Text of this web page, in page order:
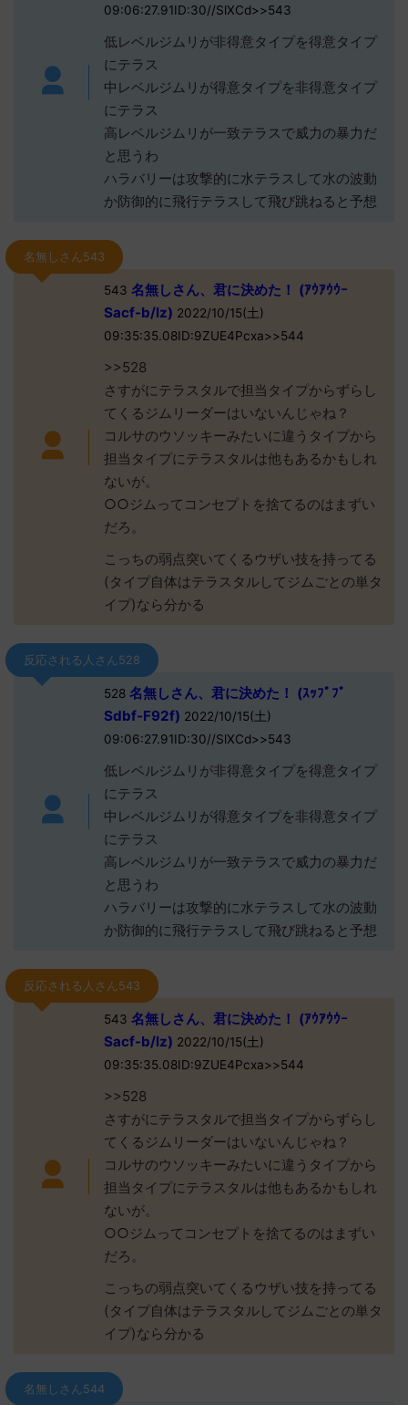
09:06:27.91ID:30//SlXCd>>543
低レベルジムリが非得意タイプを得意タイプ
にテラス
中レベルジムリが得意タイプを非得意タイプ
にテラス
高レベルジムリが一致テラスで威力の暴力だ
と思うわ
ハラバリーは攻撃的に水テラスして水の波動
か防御的に飛行テラスして飛び跳ねると予想
名無しさん543
543 名無しさん、君に決めた！ (ｱｳｱｳｳｰ
Sacf-b/lz) 2022/10/15(土)
09:35:35.08ID:9ZUE4Pcxa>>544
>>528
さすがにテラスタルで担当タイプからずらし
てくるジムリーダーはいないんじゃね？
コルサのウソッキーみたいに違うタイプから
担当タイプにテラスタルは他もあるかもしれ
ないが。
○○ジムってコンセプトを捨てるのはまずい
だろ。
こっちの弱点突いてくるウザい技を持ってる
(タイプ自体はテラスタルしてジムごとの単タ
イプ)なら分かる
反応される人さん528
528名無しさん、君に決めた！ (ｽｯﾌﾟﾌﾟ
Sdbf-F92f) 2022/10/15(土)
09:06:27.91ID:30//SlXCd>>543
低レベルジムリが非得意タイプを得意タイプ
にテラス
中レベルジムリが得意タイプを非得意タイプ
にテラス
高レベルジムリが一致テラスで威力の暴力だ
と思うわ
ハラバリーは攻撃的に水テラスして水の波動
か防御的に飛行テラスして飛び跳ねると予想
反応される人さん543
543 名無しさん、君に決めた！ (ｱｳｱｳｳｰ
Sacf-b/lz) 2022/10/15(土)
09:35:35.08ID:9ZUE4Pcxa>>544
>>528
さすがにテラスタルで担当タイプからずらし
てくるジムリーダーはいないんじゃね？
コルサのウソッキーみたいに違うタイプから
担当タイプにテラスタルは他もあるかもしれ
ないが。
○○ジムってコンセプトを捨てるのはまずい
だろ。
こっちの弱点突いてくるウザい技を持ってる
(タイプ自体はテラスタルしてジムごとの単タ
イプ)なら分かる
名無しさん544